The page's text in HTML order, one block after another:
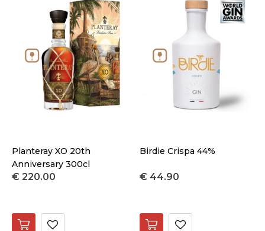
Planteray XO 20th
Anniversary 300cl
€ 220.00
Birdie Crispa 44%
€ 44.90